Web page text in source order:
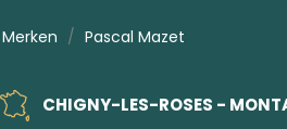
Merken Pascal Mazet
CHIGNY-LES-ROSES -